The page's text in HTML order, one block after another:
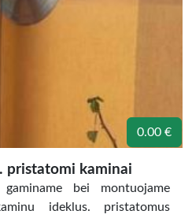
0.00 €
pristatomi kaminai
bei montuojame
ideklus. pristatomus